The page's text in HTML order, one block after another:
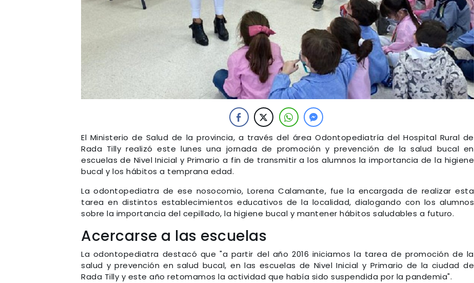
El Ministerio de Salud de la provincia, a través del área Odontopediatría del Hospital Rural de
Rada Tilly realizó este lunes una jornada de promoción y prevención de la salud bucal en
escuelas de Nivel Inicial y Primario a fin de transmitir a los alumnos la importancia de la higiene
bucal y los hábitos a temprana edad.
La odontopediatra de ese nosocomio, Lorena Calamante, fue la encargada de realizar esta
tarea en distintos establecimientos educativos de la localidad, dialogando con los alumnos
sobre la importancia del cepillado, la higiene bucal y mantener hábitos saludables a futuro.
Acercarse a las escuelas
La odontopediatra destacó que "a partir del año 2016 iniciamos la tarea de promoción de la
salud y prevención en salud bucal, en las escuelas de Nivel Inicial y Primario de la ciudad de
Rada Tilly y este año retomamos la actividad que había sido suspendida por la pandemia".